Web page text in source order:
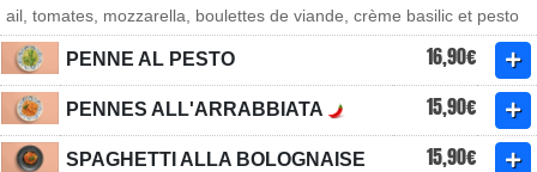
ail, tomates, mozzarella, boulettes de viande, crème basilic et pesto
PENNE AL PESTO 16,90€
PENNES ALL'ARRABBIATA 15,90€
SPAGHETTI ALLA BOLOGNAISE 15,90€